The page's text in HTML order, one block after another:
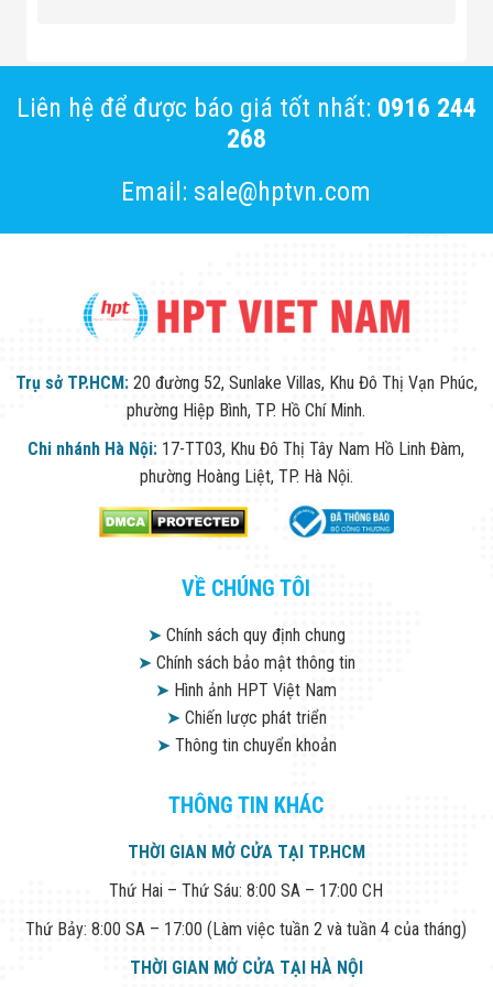
Liên hệ để được báo giá tốt nhất: 0916 244
268
Email: sale@hptvn.com
Trụ sở TP.HCM: 20 đường 52, Sunlake Villas, Khu Đô Thị Vạn Phúc,
phường Hiệp Bình, TP. Hồ Chí Minh.
Chi nhánh Hà Nội: 17-TT03, Khu Đô Thị Tây Nam Hồ Linh Đàm,
phường Hoàng Liệt, TP. Hà Nội.
VỀ CHÚNG TÔI
➤Chính sách quy định chung
➤Chính sách bảo mật thông tin
➤ Hình ảnh HPT Việt Nam
➤Chiến lược phát triển
➤Thông tin chuyển khoản
THÔNG TIN KHÁC
THỜI GIAN MỞ CỬA TẠI TP.HCM
Thứ Hai – Thứ Sáu: 8:00 SA – 17:00 CH
Thứ Bảy: 8:00 SA – 17:00 (Làm việc tuần 2 và tuần 4 của tháng)
THỜI GIAN MỞ CỬA TẠI HÀ NỘI